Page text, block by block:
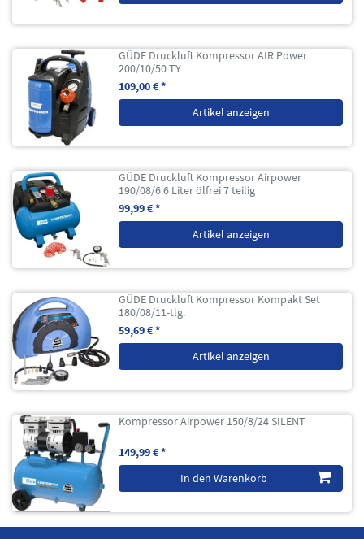
GÜDE Druckluft Kompressor AIR Power
200/10/50 TY
109,00 € *
Artikel anzeigen
GÜDE Druckluft Kompressor Airpower
190/08/6 6 Liter ölfrei 7 teilig
99,99 € *
Artikel anzeigen
GÜDE Druckluft Kompressor Kompakt Set
180/08/11-tlg.
59,69 € *
Artikel anzeigen
Kompressor Airpower 150/8/24 SILENT
149,99 € *
In den Warenkorb